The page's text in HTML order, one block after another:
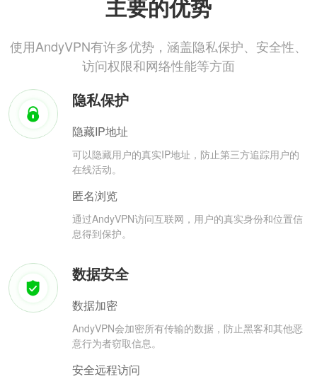
主要的优势
使用AndyVPN有许多优势，涵盖隐私保护、安全性、
访问权限和网络性能等方面
隐私保护
隐藏IP地址
可以隐藏用户的真实IP地址，防止第三方追踪用户的
在线活动。
匿名浏览
通过AndyVPN访问互联网，用户的真实身份和位置信
息得到保护。
数据安全
数据加密
AndyVPN会加密所有传输的数据，防止黑客和其他恶
意行为者窃取信息。
安全远程访问